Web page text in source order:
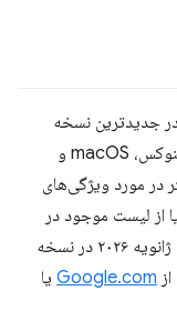
در جدیدترین نسخه
کانال بتای کروم برای اندروید، ChromeOS، لینوکس، macOS و
در مورد ویژگی‌های
از لیست موجود در
ChromeStatus.com اقدام کنید. کروم از ۱۴ ژانویه ۲۰۲۶ در نسخه
Google.com یا